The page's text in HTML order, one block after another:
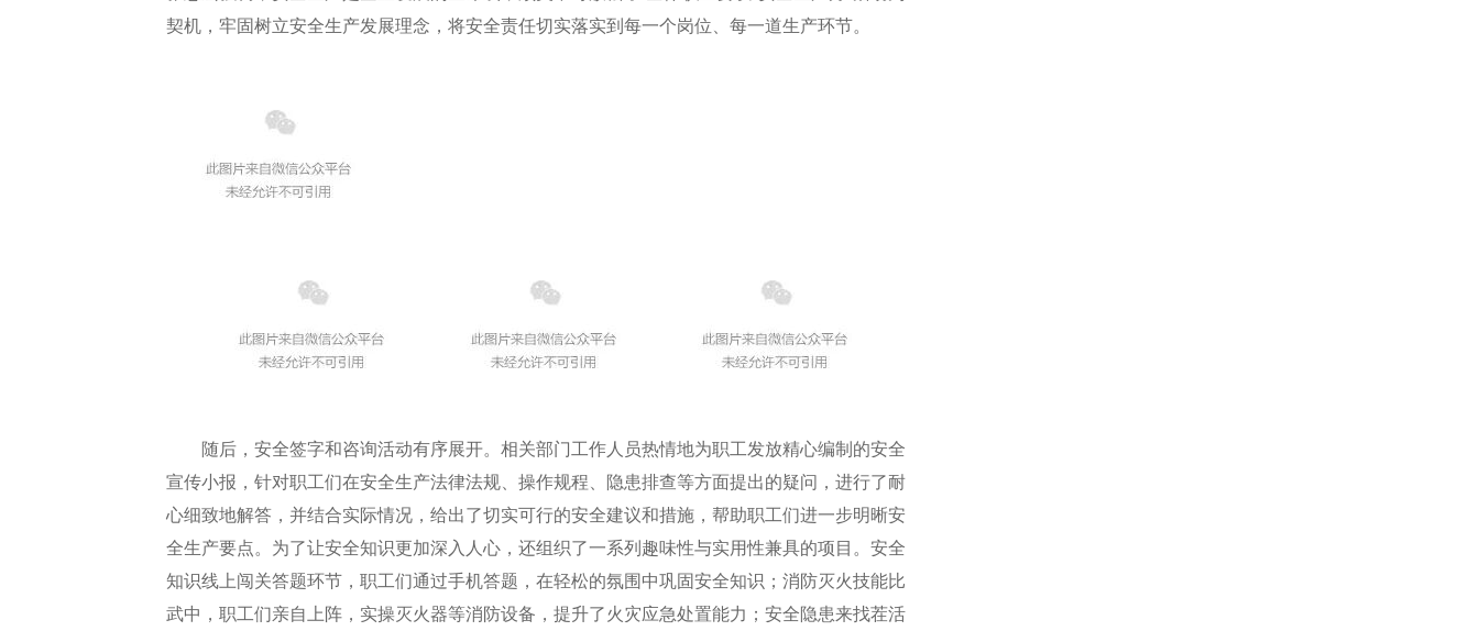
契机，牢固树立安全生产发展理念，将安全责任切实落实到每一个岗位、每一道生产环节。
随后，安全签字和咨询活动有序展开。相关部门工作人员热情地为职工发放精心编制的安全
宣传小报，针对职工们在安全生产法律法规、操作规程、隐患排查等方面提出的疑问，进行了耐
心细致地解答，并结合实际情况，给出了切实可行的安全建议和措施，帮助职工们进一步明晰安
全生产要点。为了让安全知识更加深入人心，还组织了一系列趣味性与实用性兼具的项目。安全
知识线上闯关答题环节，职工们通过手机答题，在轻松的氛围中巩固安全知识；消防灭火技能比
武中，职工们亲自上阵，实操灭火器等消防设备，提升了火灾应急处置能力；安全隐患来找茬活